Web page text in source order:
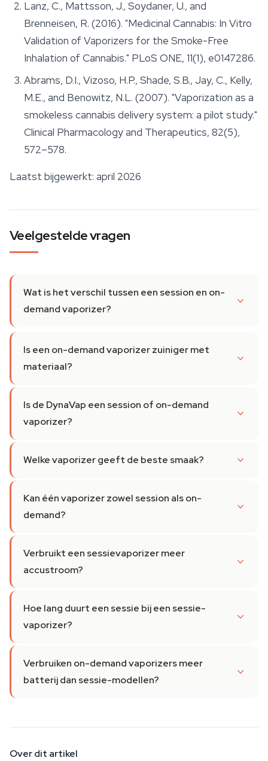
Lanz, C., Mattsson, J., Soydaner, U., and
Brenneisen, R. (2016). "Medicinal Cannabis: In Vitro
Validation of Vaporizers for the Smoke-Free
Inhalation of Cannabis." PLoS ONE, 11(1), e0147286.
Abrams, D.I., Vizoso, H.P., Shade, S.B., Jay, C., Kelly,
M.E., and Benowitz, N.L. (2007). "Vaporization as a
smokeless cannabis delivery system: a pilot study."
Clinical Pharmacology and Therapeutics, 82(5),
572–578.
Laatst bijgewerkt: april 2026
Veelgestelde vragen
Wat is het verschil tussen een session en on-
demand vaporizer?
Is een on-demand vaporizer zuiniger met
materiaal?
Is de DynaVap een session of on-demand
vaporizer?
Welke vaporizer geeft de beste smaak?
Kan één vaporizer zowel session als on-
demand?
Verbruikt een sessievaporizer meer
accustroom?
Hoe lang duurt een sessie bij een sessie-
vaporizer?
Verbruiken on-demand vaporizers meer
batterij dan sessie-modellen?
Over dit artikel